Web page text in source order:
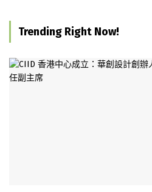
Trending Right Now!